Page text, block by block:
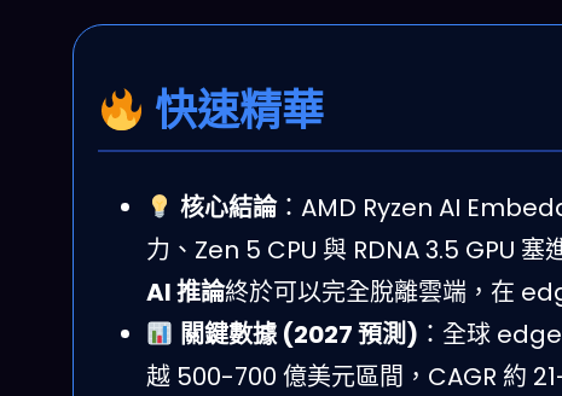
快速精華
核心結論：AMD Ryzen AI
力、Zen 5 CPU 與 RDNA 3.5 GPU
AI 推論終於可以完全脫離雲端，在
關鍵數據 (2027 預測) ：全球
越 500-700 億美元區間，CAGR 約